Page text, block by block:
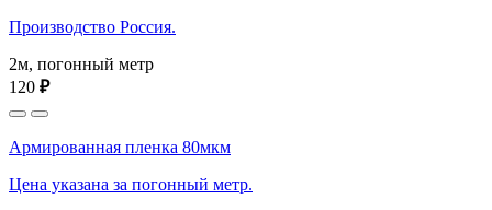
Производство Россия.
2м, погонный метр
120 ₽
Армированная пленка 80мкм
Цена указана за погонный метр.